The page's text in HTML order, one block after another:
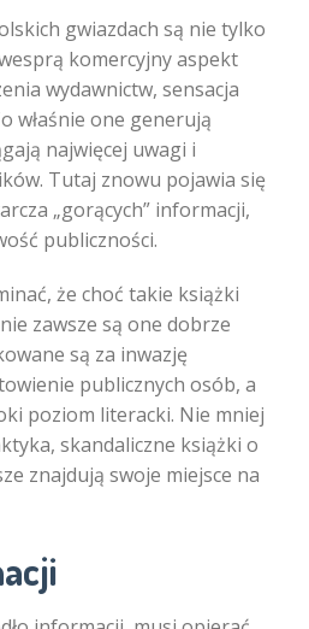
gwiazdach są nie tylko
komercyjny aspekt
wydawnictw, sensacja
właśnie one generują
najwięcej uwagi i
Tutaj znowu pojawia się
„gorących” informacji,
publiczności.
że choć takie książki
zawsze są one dobrze
są za inwazję
publicznych osób, a
poziom literacki. Nie mniej
skandaliczne książki o
znajdują swoje miejsce na